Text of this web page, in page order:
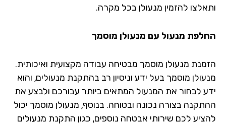
להזמין מנעולן בכל מקרה.
מנעול עם מנעולן מוסמך
מנעולן מוסמך מבטיחה עבודה מקצועית ואיכותית.
מוסמך בעל ידע וניסיון רב בהתקנת מנעולים, והוא
לבחור את המנעול המתאים ביותר עבורכם ולבצע את
בצורה נכונה ובטוחה. בנוסף, מנעולן מוסמך יכול
לכם שירותי אבטחה נוספים, כגון התקנת מנעולים